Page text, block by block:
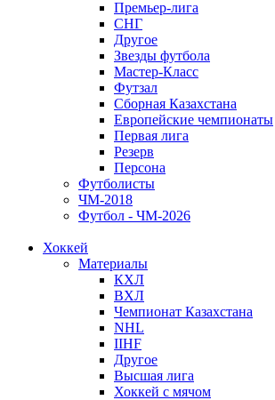
Премьер-лига
СНГ
Другое
Звезды футбола
Мастер-Класс
Футзал
Сборная Казахстана
Европейские чемпионаты
Первая лига
Резерв
Персона
Футболисты
ЧМ-2018
Футбол - ЧМ-2026
Хоккей
Материалы
КХЛ
ВХЛ
Чемпионат Казахстана
NHL
IIHF
Другое
Высшая лига
Хоккей с мячом